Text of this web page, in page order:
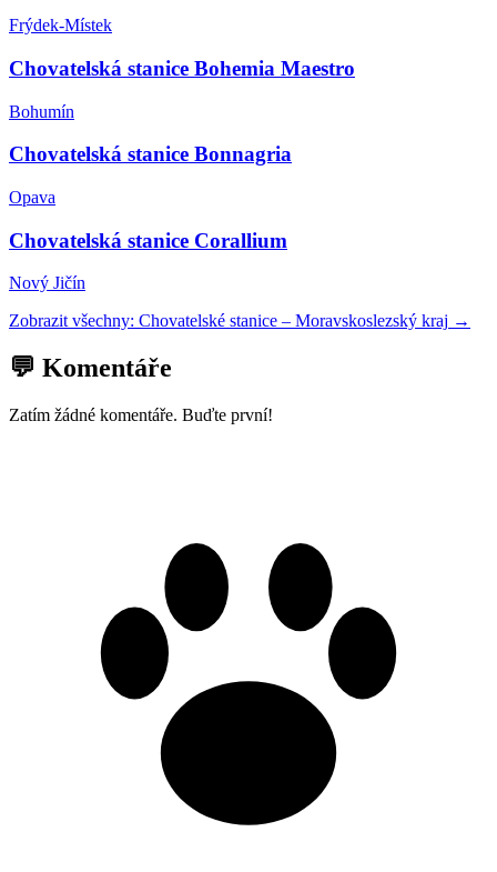
Frýdek-Místek
Chovatelská stanice Bohemia Maestro
Bohumín
Chovatelská stanice Bonnagria
Opava
Chovatelská stanice Corallium
Nový Jičín
Zobrazit všechny: Chovatelské stanice – Moravskoslezský kraj →
💬 Komentáře
Zatím žádné komentáře. Buďte první!